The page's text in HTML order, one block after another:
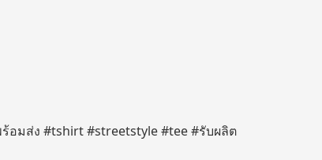
ร้อมส่ง #tshirt #streetstyle #tee #รับผลิต